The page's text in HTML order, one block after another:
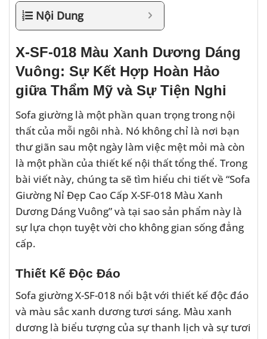
Nội Dung
X-SF-018 Màu Xanh Dương Dáng
Vuông: Sự Kết Hợp Hoàn Hảo
giữa Thẩm Mỹ và Sự Tiện Nghi
Sofa giường là một phần quan trọng trong nội
thất của mỗi ngôi nhà. Nó không chỉ là nơi bạn
thư giãn sau một ngày làm việc mệt mỏi mà còn
là một phần của thiết kế nội thất tổng thể. Trong
bài viết này, chúng ta sẽ tìm hiểu chi tiết về “Sofa
Giường Nỉ Đẹp Cao Cấp X-SF-018 Màu Xanh
Dương Dáng Vuông” và tại sao sản phẩm này là
sự lựa chọn tuyệt vời cho không gian sống đẳng
cấp.
Thiết Kế Độc Đáo
Sofa giường X-SF-018 nổi bật với thiết kế độc đáo
và màu sắc xanh dương tươi sáng. Màu xanh
dương là biểu tượng của sự thanh lịch và sự tươi